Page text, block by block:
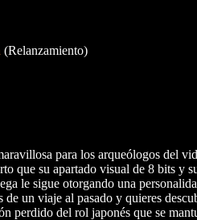
(Relanzamiento)
para los arqueólogos del
que su apartado visual de 8 bits y
le sigue otorgando una
un viaje al pasado y quieres
perdido del rol japonés que se